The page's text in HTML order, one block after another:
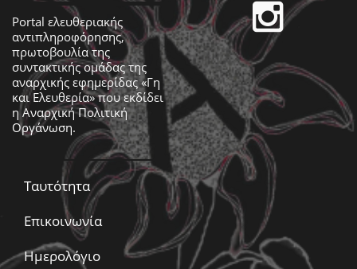
Portal ελευθεριακής
αντιπληροφόρησης,
πρωτοβουλία της
συντακτικής ομάδας της
αναρχικής εφημερίδας «Γη
και Ελευθερία» που εκδίδει
ηΑναρχική Πολιτική
Οργάνωση.
Ταυτότητα
Επικοινωνία
Ημερολόγιο